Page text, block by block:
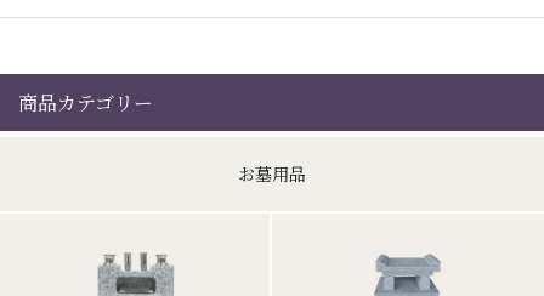
商品カテゴリー
お墓用品